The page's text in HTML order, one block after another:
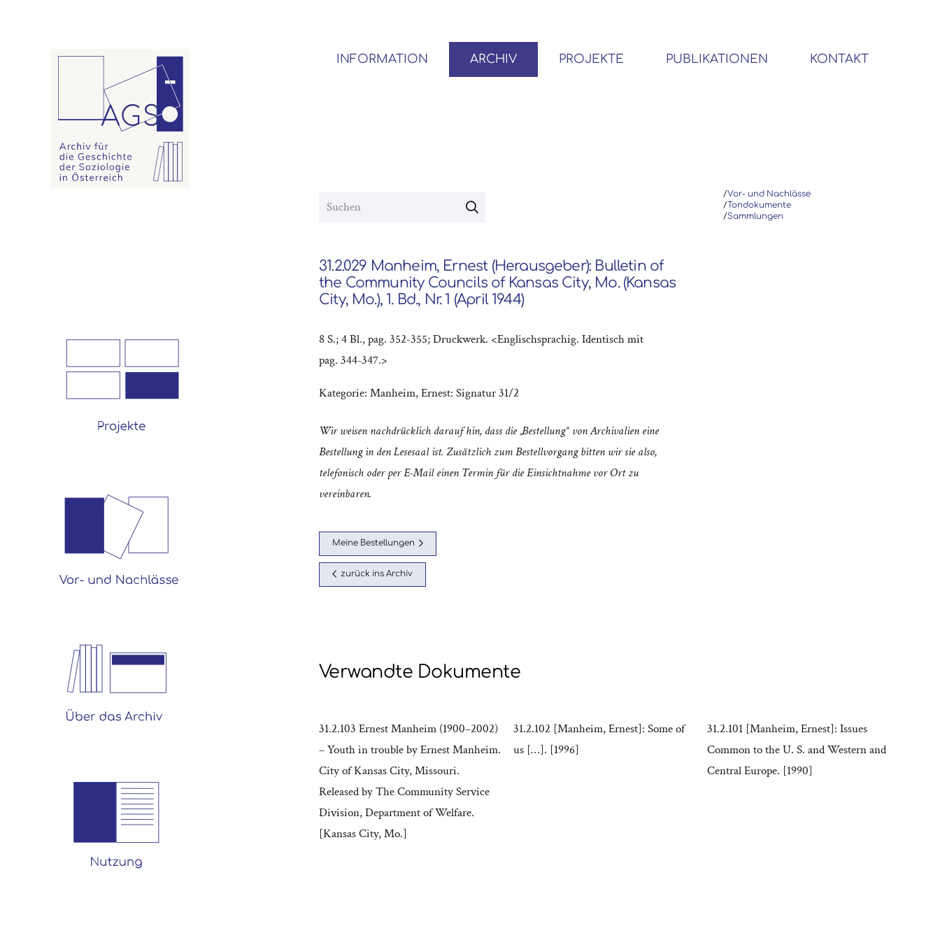
INFORMATION ARCHIV PROJEKTE PUBLIKATIONEN KONTAKT
/Vor- und Nachlässe
/Tondokumente
/Sammlungen
31.2.029 Manheim, Ernest (Herausgeber): Bulletin of
the Community Councils of Kansas City, Mo. (Kansas
City, Mo.), 1. Bd., Nr. 1 (April 1944)
8 S.; 4 Bl., pag. 352-355; Druckwerk. <Englischsprachig. Identisch mit
pag. 344-347.>
Kategorie: Manheim, Ernest: Signatur 31/2
Wir weisen nachdrücklich darauf hin, dass die „Bestellung“ von Archivalien eine
Bestellung in den Lesesaal ist. Zusätzlich zum Bestellvorgang bitten wir sie also,
telefonisch oder per E-Mail einen Termin für die Einsichtnahme vor Ort zu
vereinbaren.
Meine Bestellungen
zurück ins Archiv
Verwandte Dokumente
31.2.103 Ernest Manheim (1900–2002)
– Youth in trouble by Ernest Manheim.
City of Kansas City, Missouri.
Released by The Community Service
Division, Department of Welfare.
[Kansas City, Mo.]
31.2.102 [Manheim, Ernest]: Some of
us […]. [1996]
31.2.101 [Manheim, Ernest]: Issues
Common to the U. S. and Western and
Central Europe. [1990]